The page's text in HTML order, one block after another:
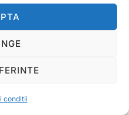
conditii
WPZOOM